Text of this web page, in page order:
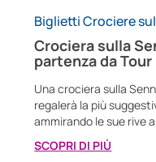
Biglietti Crociere
Crociera sulla
partenza da
Una crociera sulla
regalerà la più
ammirando le sue rive
interamente vetrati
crociera sulla Senna o
SCOPRI DI PIÙ